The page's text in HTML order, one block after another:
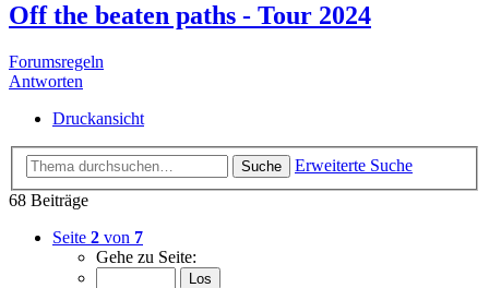
Off the beaten paths - Tour 2024
Forumsregeln
Antworten
Druckansicht
Suche
Erweiterte Suche
68 Beiträge
Seite 2 von 7
Gehe zu Seite: